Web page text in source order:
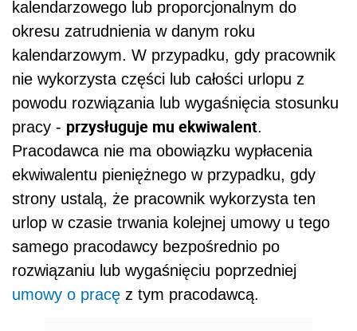
kalendarzowego lub proporcjonalnym do
okresu zatrudnienia w danym roku
kalendarzowym. W przypadku, gdy pracownik
nie wykorzysta części lub całości urlopu z
powodu rozwiązania lub wygaśnięcia stosunku
pracy - przysługuje mu ekwiwalent.
Pracodawca nie ma obowiązku wypłacenia
ekwiwalentu pieniężnego w przypadku, gdy
strony ustalą, że pracownik wykorzysta ten
urlop w czasie trwania kolejnej umowy u tego
samego pracodawcy bezpośrednio po
rozwiązaniu lub wygaśnięciu poprzedniej
umowy o pracę z tym pracodawcą.